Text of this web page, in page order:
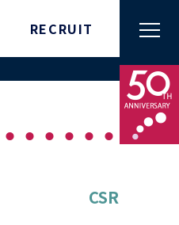
RECRUIT
CSR